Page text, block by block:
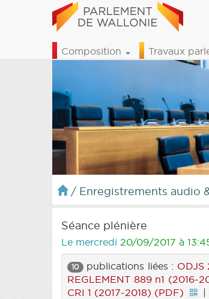
Composition Travaux
/ Enregistrements audio
Séance plénière
Le mercredi 20/09/2017 à
10 publications liées : ODJS
REGLEMENT 889 n1 (2016-
CRI 1 (2017-2018) (PDF)
|